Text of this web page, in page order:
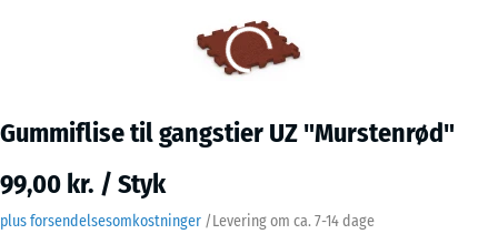
Gummiflise til gangstier UZ "Murstenrød"
99,00 kr. / Styk
plus forsendelsesomkostninger /Levering om ca. 7-14 dage